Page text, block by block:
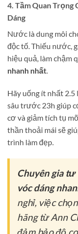
4. Tầm Quan Trọng
Dáng
Nước là dung môi
độc tố. Thiếu nước,
hiệu quả, làm chậm
nhanh nhất.
Hãy uống ít nhất 2.5
sâu trước 23h giúp
cơ và giảm tích tụ
thần thoải mái sẽ
trình làm đẹp.
Chuyên gia tư
vóc dáng
nghỉ, việc
hãng từ Ann
đảm bảo độ